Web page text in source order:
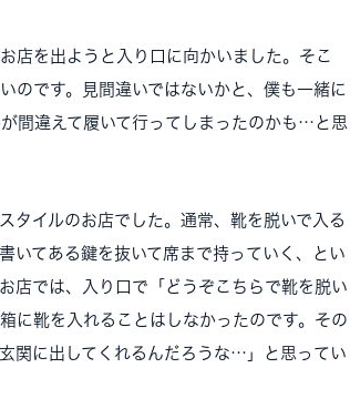
店を出ようと入り口に向かいました。そこ
のです。見間違いではないかと、僕も一緒に
間違えて履いて行ってしまったのかも…と思
タイルのお店でした。通常、靴を脱いで入る
いてある鍵を抜いて席まで持っていく、とい
店では、入り口で「どうぞこちらで靴を脱い
に靴を入れることはしなかったのです。その
関に出してくれるんだろうな…」と思ってい